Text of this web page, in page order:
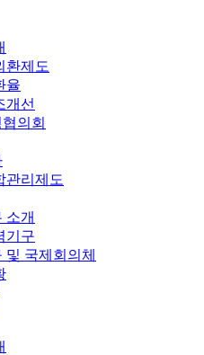
환제도
율
개선
의회
관리제도
소개
기구
및 국제회의체